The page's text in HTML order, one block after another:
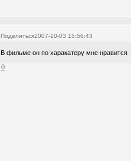
Поделиться2007-10-03 15:56:43
В фильме он по харакатеру мне нравится
0